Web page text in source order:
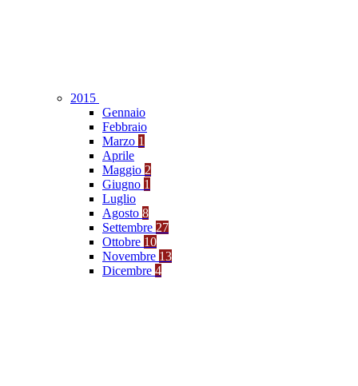
2015
Gennaio
Febbraio
Marzo 1
Aprile
Maggio 2
Giugno 1
Luglio
Agosto 8
Settembre 27
Ottobre 10
Novembre 13
Dicembre 4